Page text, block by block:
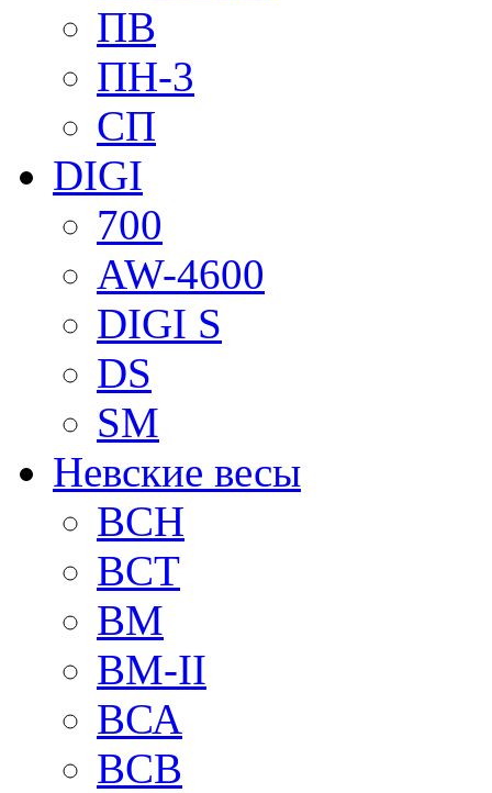
ПВ
ПН-3
СП
DIGI
700
AW-4600
DIGI S
DS
SM
Невские весы
BCH
BCT
BM
BM-II
ВСА
ВСВ